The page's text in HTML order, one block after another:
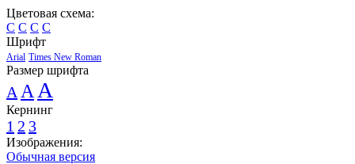
Цветовая схема:
C C C C
Шрифт
Arial Times New Roman
Размер шрифта
A A A
Кернинг
1 2 3
Изображения:
Обычная версия